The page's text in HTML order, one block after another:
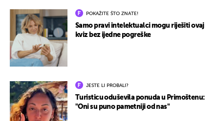
POKAŽITE ŠTO ZNATE!
Samo pravi intelektualci mogu riješiti ovaj
kviz bez ijedne pogreške
JESTE LI PROBALI?
Turisticu oduševila ponuda u Primoštenu:
"Oni su puno pametniji od nas"